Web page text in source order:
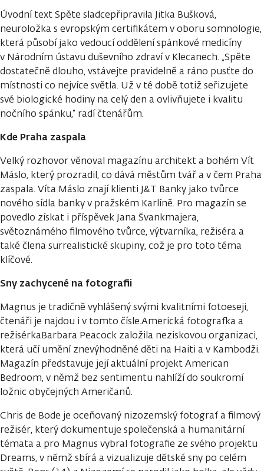
Úvodní text Spěte sladcepřipravila Jitka Bušková,
neuroložka s evropským certifikátem v oboru somnologie,
která působí jako vedoucí oddělení spánkové medicíny
v Národním ústavu duševního zdraví v Klecanech. „Spěte
dostatečně dlouho, vstávejte pravidelně a ráno pusťte do
místnosti co nejvíce světla. Už v té době totiž seřizujete
své biologické hodiny na celý den a ovlivňujete i kvalitu
nočního spánku,“ radí čtenářům.
Kde Praha zaspala
Velký rozhovor věnoval magazínu architekt a bohém Vít
Máslo, který prozradil, co dává městům tvář a v čem Praha
zaspala. Víta Máslo znají klienti J&T Banky jako tvůrce
nového sídla banky v pražském Karlíně. Pro magazín se
povedlo získat i příspěvek Jana Švankmajera,
světoznámého filmového tvůrce, výtvarníka, režiséra a
také člena surrealistické skupiny, což je pro toto téma
klíčové.
Sny zachycené na fotografii
Magnus je tradičně vyhlášený svými kvalitními fotoeseji,
čtenáři je najdou i v tomto čísle.Americká fotografka a
režisérkaBarbara Peacock založila neziskovou organizaci,
která učí umění znevýhodněné děti na Haiti a v Kambodži.
Magazín představuje její aktuální projekt American
Bedroom, v němž bez sentimentu nahlíží do soukromí
ložnic obyčejných Američanů.
Chris de Bode je oceňovaný nizozemský fotograf a filmový
režisér, který dokumentuje společenská a humanitární
témata a pro Magnus vybral fotografie ze svého projektu
Dreams, v němž sbírá a vizualizuje dětské sny po celém